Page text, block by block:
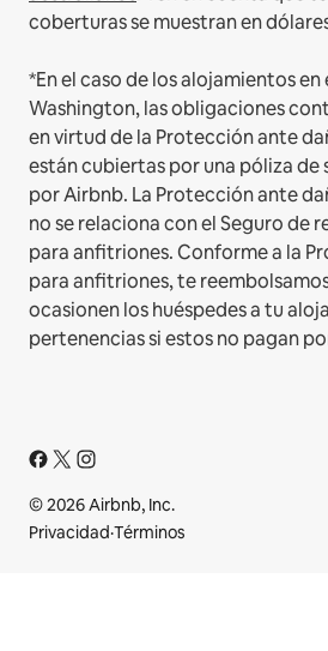
coberturas se muestran en
*En el caso de los alojamientos
Washington, las obligaciones
en virtud de la Protección ante
están cubiertas por una póliza
por Airbnb. La Protección ante
no se relaciona con el Seguro de
para anfitriones. Conforme a la
para anfitriones, te
ocasionen los huéspedes a tu
pertenencias si estos no pagan
© 2026 Airbnb, Inc.
Privacidad·Términos